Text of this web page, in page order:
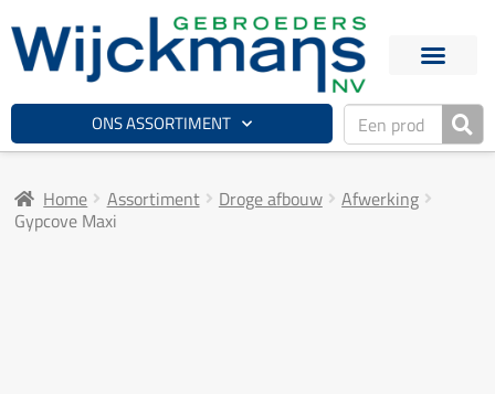
ONS ASSORTIMENT
Home Assortiment Droge afbouw
Afwerking
Gypcove Maxi